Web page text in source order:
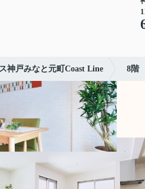
神戸みなと元町Coast Line 8階